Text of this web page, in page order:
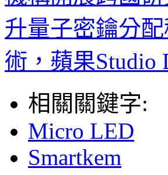
升量子密鑰分
術，蘋果Studio
相關關鍵字:
Micro LED
Smartkem